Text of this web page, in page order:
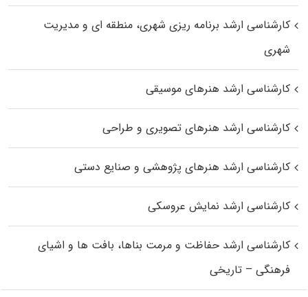
کارشناسی ارشد برنامه ریزی شهری، منطقه‌ ای و مدیریت
شهری
کارشناسی ارشد هنرهای موسیقی
کارشناسی ارشد هنرهای تصویری و طراحی
کارشناسی ارشد هنرهای پژوهشی و صنایع دستی
کارشناسی ارشد نمایش عروسکی
کارشناسی ارشد حفاظت و مرمت بناها، بافت‌ ها و اشیای
فرهنگی – تاریخی